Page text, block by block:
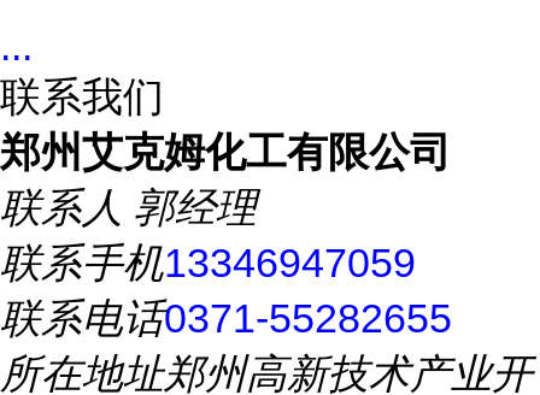
...
联系我们
郑州艾克姆化工有限公司
联系人 郭经理
联系手机13346947059
联系电话0371-55282655
所在地址郑州高新技术产业开